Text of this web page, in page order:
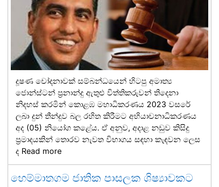
දූෂණ චෝදනාවක් සම්බන්ධයෙන් හිටපු අමාත්‍ය
ජොන්ස්ටන් ප්‍රනාන්දු ඇතුළු විත්තිකරුවන් තිදෙනා
නිදහස් කරමින් කොළඹ මහාධිකරණය 2023 වසරේ
ලබා දුන් තීන්දුව බල රහිත කිරීමට අභියාචනාධිකරණය
අද (05) නියෝග කළේය. ඒ අනුව, අදාළ නඩුව කිසිදු
ප්‍රමාදයකින් තොරව නැවත විභාගය සඳහා කැඳවන ලෙස
ද Read more
හෙම්මාතගම ජාතික පාසලක ශිෂ්‍යාවකට